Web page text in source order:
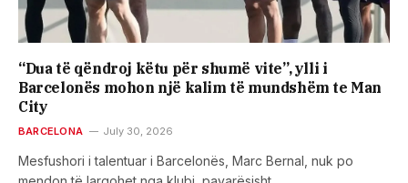
“​Dua të qëndroj këtu për shumë vite”, ylli i
Barcelonës mohon një kalim të mundshëm te Man
City
BARCELONA July 30, 2026
Mesfushori i talentuar i Barcelonës, Marc Bernal, nuk po